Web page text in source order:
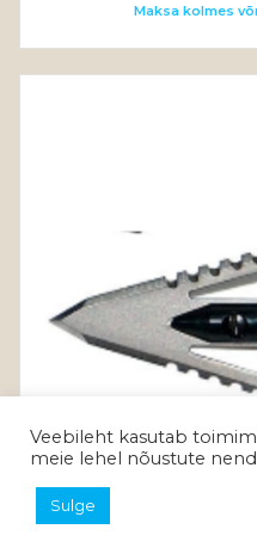
Maksa kolmes
Veebileht kasutab
meie lehel nõustute
Sulge